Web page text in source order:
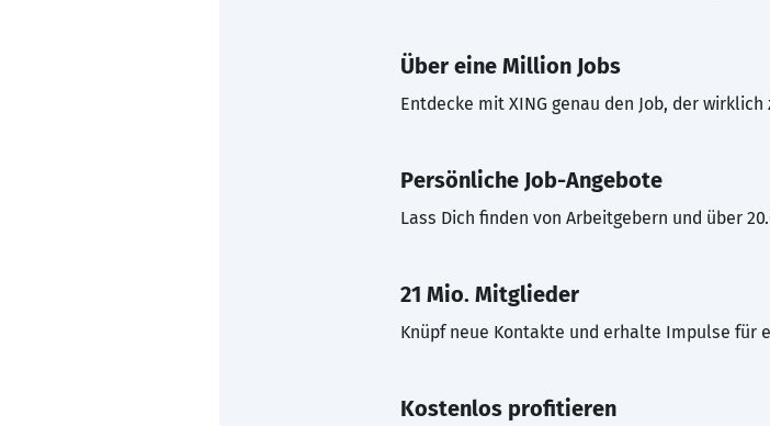
Über eine Million Jobs
Entdecke mit XING genau den Job, der wirklich
Persönliche Job-Angebote
Lass Dich finden von Arbeitgebern und über
21 Mio. Mitglieder
Knüpf neue Kontakte und erhalte Impulse für
Kostenlos profitieren